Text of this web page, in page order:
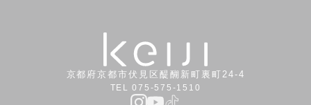
京都府京都市伏見区醍醐新町裏町24-4
TEL 075-575-1510